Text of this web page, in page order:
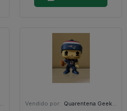
Vendido por: Quarentena Geek Store - SP